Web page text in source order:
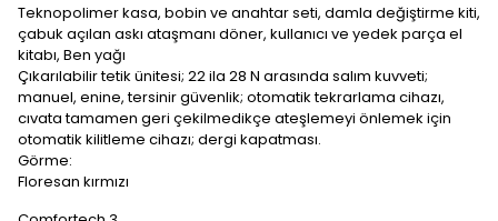
Teknopolimer kasa, bobin ve anahtar seti, damla değiştirme kiti,
çabuk açılan askı ataşmanı döner, kullanıcı ve yedek parça el
kitabı, Ben yağı
Çıkarılabilir tetik ünitesi; 22 ila 28 N arasında salım kuvveti;
manuel, enine, tersinir güvenlik; otomatik tekrarlama cihazı,
cıvata tamamen geri çekilmedikçe ateşlemeyi önlemek için
otomatik kilitleme cihazı; dergi kapatması.
Görme:
Floresan kırmızı